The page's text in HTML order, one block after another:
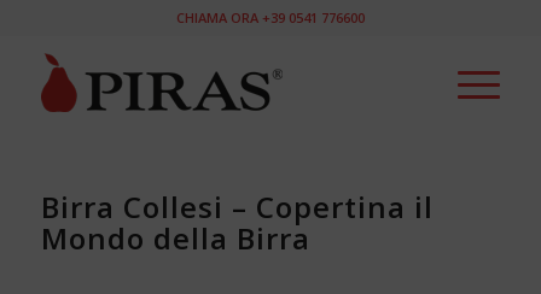
CHIAMA ORA +39 0541 776600
Birra Collesi – Copertina il
Mondo della Birra